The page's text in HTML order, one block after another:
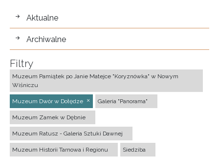
wystawy
Aktualne
Archiwalne
Filtry
Muzeum Pamiątek po Janie Matejce "Koryznówka" w Nowym
Wiśniczu
Muzeum Dwór w Dołędze Galeria "Panorama"
Muzeum Zamek w Dębnie
Muzeum Ratusz - Galeria Sztuki Dawnej
Muzeum Historii Tarnowa i Regionu Siedziba